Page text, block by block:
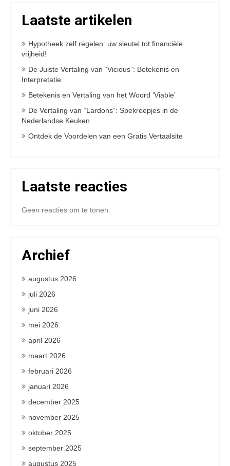
Laatste artikelen
Hypotheek zelf regelen: uw sleutel tot financiële
vrijheid!
De Juiste Vertaling van “Vicious”: Betekenis en
Interpretatie
Betekenis en Vertaling van het Woord ‘Viable’
De Vertaling van “Lardons”: Spekreepjes in de
Nederlandse Keuken
Ontdek de Voordelen van een Gratis Vertaalsite
Laatste reacties
Geen reacties om te tonen.
Archief
augustus 2026
juli 2026
juni 2026
mei 2026
april 2026
maart 2026
februari 2026
januari 2026
december 2025
november 2025
oktober 2025
september 2025
augustus 2025